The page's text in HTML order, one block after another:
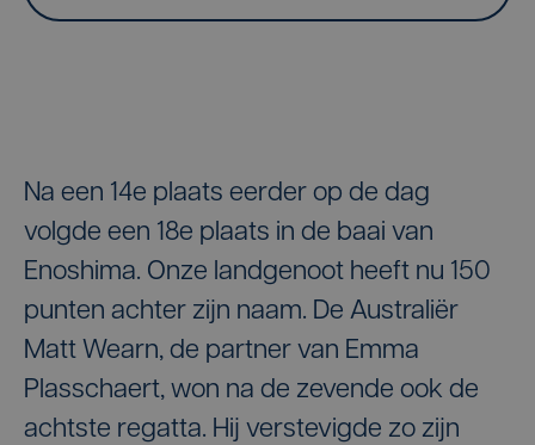
Na een 14e plaats eerder op de dag
volgde een 18e plaats in de baai van
Enoshima. Onze landgenoot heeft nu 150
punten achter zijn naam. De Australiër
Matt Wearn, de partner van Emma
Plasschaert, won na de zevende ook de
achtste regatta. Hij verstevigde zo zijn